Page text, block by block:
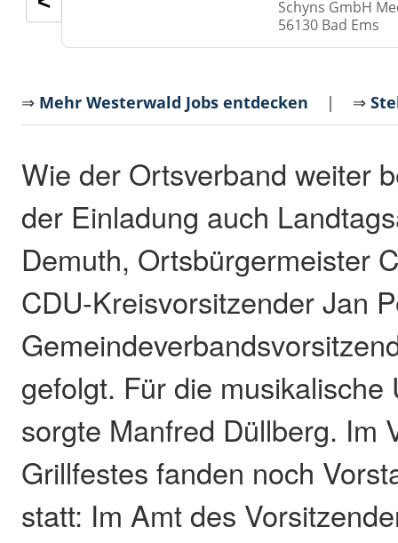
Schyns GmbH
56130 Bad Ems
⇒ Mehr Westerwald Jobs entdecken | ⇒
Wie der Ortsverband weiter
der Einladung auch
Demuth, Ortsbürgermeister
CDU-Kreisvorsitzender Jan
gefolgt. Für die musikalische
sorgte Manfred Düllberg. Im
Grillfestes fanden noch
statt: Im Amt des